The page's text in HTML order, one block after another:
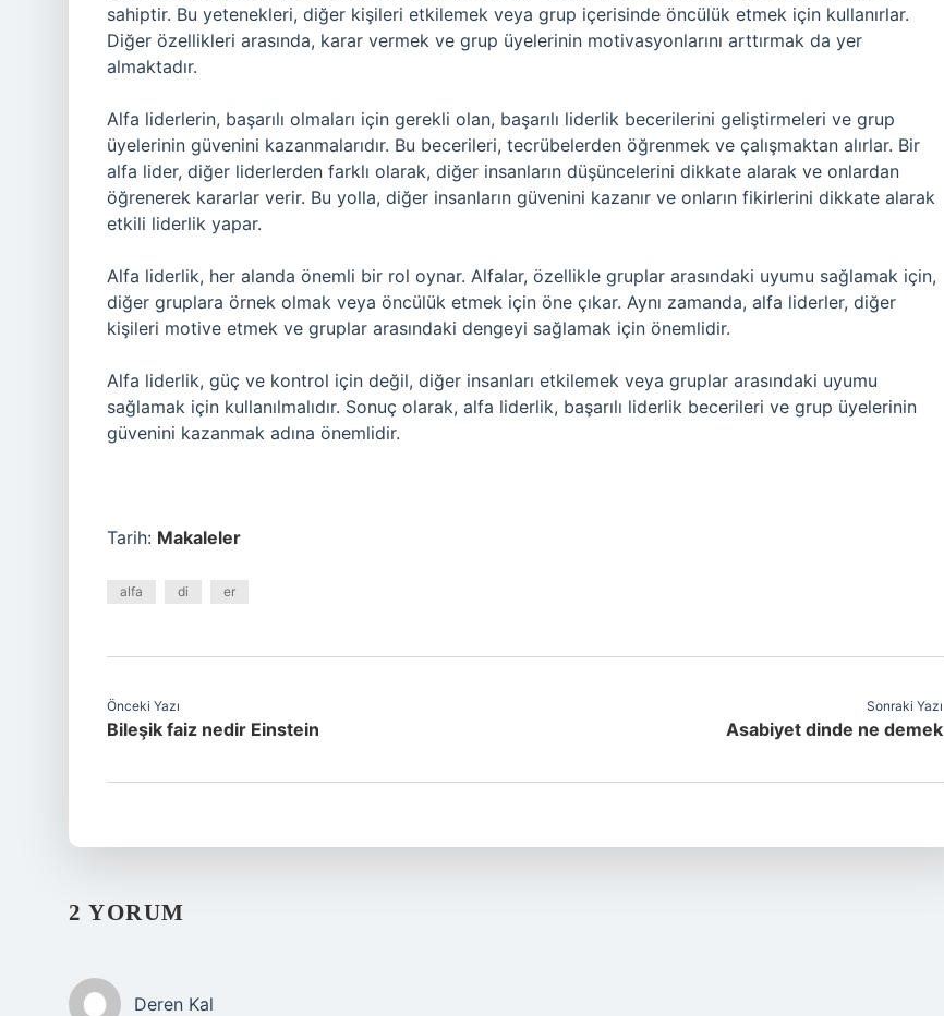
sahiptir. Bu yetenekleri, diğer kişileri etkilemek veya grup içerisinde öncülük etmek için kullanırlar.
Diğer özellikleri arasında, karar vermek ve grup üyelerinin motivasyonlarını arttırmak da yer
almaktadır.
Alfa liderlerin, başarılı olmaları için gerekli olan, başarılı liderlik becerilerini geliştirmeleri ve grup
üyelerinin güvenini kazanmalarıdır. Bu becerileri, tecrübelerden öğrenmek ve çalışmaktan alırlar. Bir
alfa lider, diğer liderlerden farklı olarak, diğer insanların düşüncelerini dikkate alarak ve onlardan
öğrenerek kararlar verir. Bu yolla, diğer insanların güvenini kazanır ve onların fikirlerini dikkate alarak
etkili liderlik yapar.
Alfa liderlik, her alanda önemli bir rol oynar. Alfalar, özellikle gruplar arasındaki uyumu sağlamak için,
diğer gruplara örnek olmak veya öncülük etmek için öne çıkar. Aynı zamanda, alfa liderler, diğer
kişileri motive etmek ve gruplar arasındaki dengeyi sağlamak için önemlidir.
Alfa liderlik, güç ve kontrol için değil, diğer insanları etkilemek veya gruplar arasındaki uyumu
sağlamak için kullanılmalıdır. Sonuç olarak, alfa liderlik, başarılı liderlik becerileri ve grup üyelerinin
güvenini kazanmak adına önemlidir.
Tarih: Makaleler
alfa di er
Önceki Yazı
Bileşik faiz nedir Einstein
Sonraki Yazı
Asabiyet dinde ne demek
2 YORUM
Deren Kal